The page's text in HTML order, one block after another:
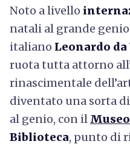
Noto a livello
natali al grande
italiano Leonardo
ruota tutta attorno
rinascimentale
diventato una sorta
al genio, con il
Biblioteca, punto di